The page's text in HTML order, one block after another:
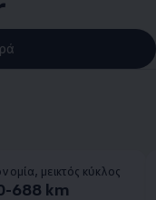
μεικτός κύκλος
688 km